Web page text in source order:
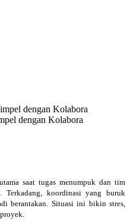
dengan Kolabora
dengan Kolabora
saat tugas menumpuk dan tim
Terkadang, koordinasi yang buruk
berantakan. Situasi ini bikin stres,